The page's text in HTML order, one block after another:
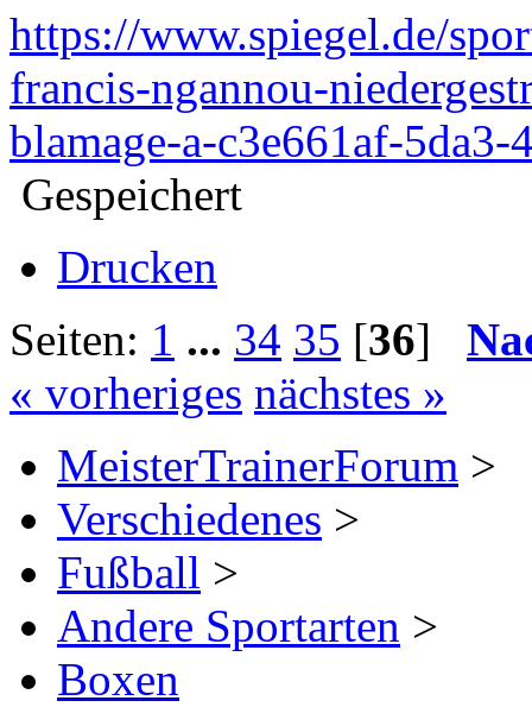
https://www.spiegel.de/
francis-ngannou-
blamage-a-c3e661af-
Gespeichert
Drucken
Seiten: 1 ... 34 35 [36]
« vorheriges nächstes »
MeisterTrainerForum >
Verschiedenes >
Fußball >
Andere Sportarten >
Boxen